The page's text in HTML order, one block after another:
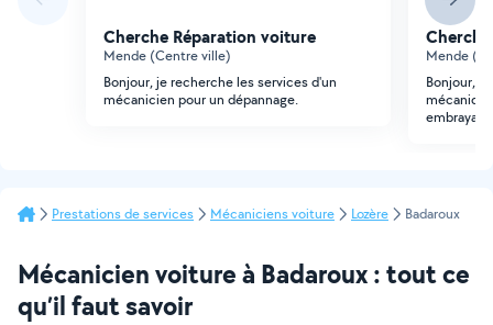
Cherche Réparation voiture
Mende (Centre ville)
Bonjour, je recherche les services d'un
mécanicien pour un dépannage.
Mende
Bonjour,
Prestations de services Mécaniciens voiture Lozère Badaroux
Mécanicien voiture à Badaroux : tout ce
qu’il faut savoir